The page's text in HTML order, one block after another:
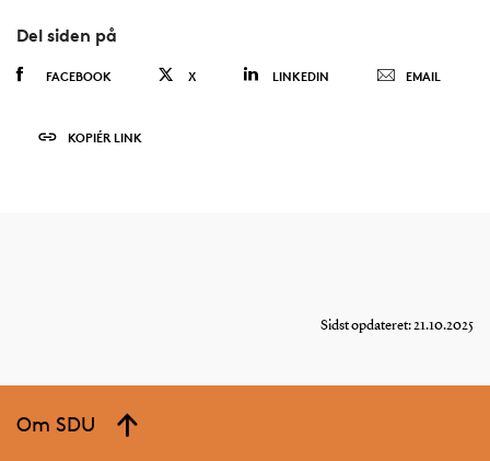
Del siden på
FACEBOOK X LINKEDIN EMAIL
KOPIÉR LINK
Sidst opdateret: 21.10.2025
Om SDU